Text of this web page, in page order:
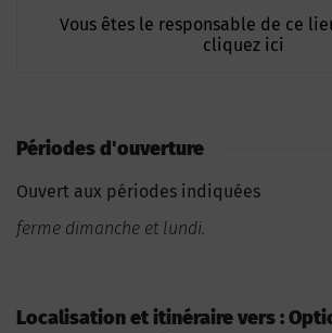
Vous êtes le responsable de ce
cliquez ici
Périodes d'ouverture
Ouvert aux périodes indiquées
ferme dimanche et lundi.
Localisation et itinéraire vers :